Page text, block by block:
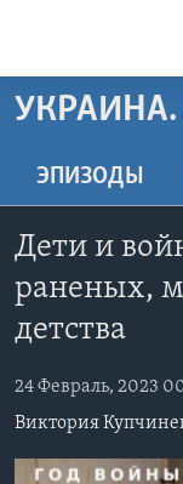
Перейти
на
контент
основной
навигации
Перейти
поиск
ПРОГРАММЫ
НОВОСТИ ЗА
ДИСКУССИЯ
ДЕТАЛИ
НЬЮ-ЙОРК NEW
УЧИМ
НАША
АРТЕФАКТЫ
АМЕРИКАНСКИЕ
ТЕСТЫ
ЭКСПЕРТИЗА
ИНТЕРВЬЮ
ФАКТЫ ПРОТИВ
ЗА СВОБОДУ
УЧИМ
ВИДЕО
ЭПИЗОДЫ
Дети и
раненых,
детства
24 Февраль, 2023
Виктория